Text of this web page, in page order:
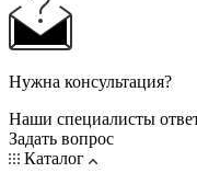
Нужна консультация?
Наши специалисты
Задать вопрос
Каталог